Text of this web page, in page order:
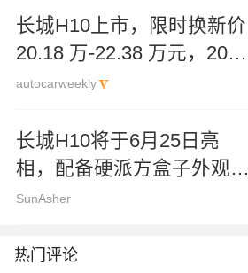
长城H10上市，限时换新价
20.18 万-22.38 万元，20万
级家用SUV价值再升级
autocarweekly
长城H10将于6月25日亮
相，配备硬派方盒子外观，
提供两种混动系统
SunAsher
热门评论